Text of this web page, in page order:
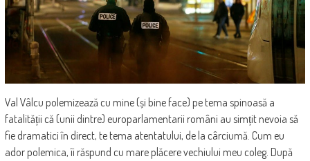
Val Vâlcu polemizează cu mine (și bine face) pe tema spinoasă a
fatalității că (unii dintre) europarlamentarii români au simțit nevoia să
fie dramatici în direct, te tema atentatului, de la cârciumă. Cum eu
ador polemica, îi răspund cu mare plăcere vechiului meu coleg. După